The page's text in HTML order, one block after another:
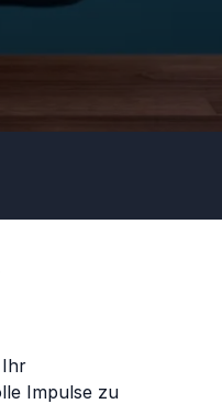
Impulse zu